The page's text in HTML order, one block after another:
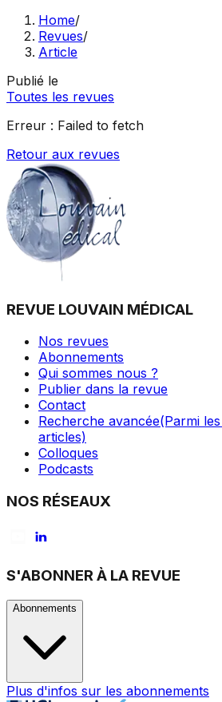
Home/
Revues/
Article
Publié le
Toutes les revues
Erreur : Failed to fetch
Retour aux revues
REVUE LOUVAIN MÉDICAL
Nos revues
Abonnements
Qui sommes nous ?
Publier dans la revue
Contact
Recherche avancée(Parmi
articles)
Colloques
Podcasts
NOS RÉSEAUX
S'ABONNER À LA REVUE
Abonnements
Plus d'infos sur les abonnements